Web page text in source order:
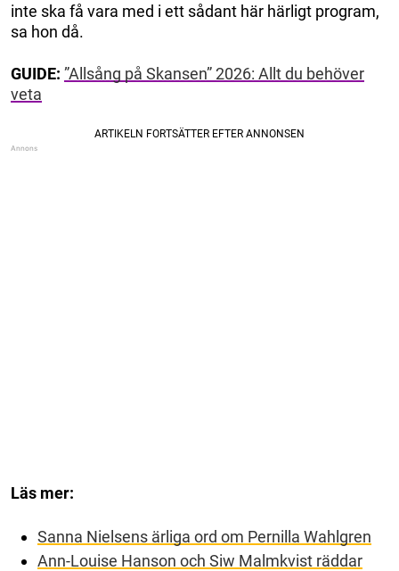
inte ska få vara med i ett sådant här härligt program,
sa hon då.
GUIDE: ”Allsång på Skansen” 2026: Allt du behöver
veta
Läs mer:
Sanna Nielsens ärliga ord om Pernilla Wahlgren
Ann-Louise Hanson och Siw Malmkvist räddar